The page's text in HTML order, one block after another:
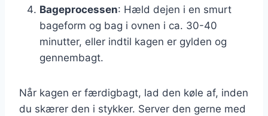
Bageprocessen: Hæld dejen i en smurt
bageform og bag i ovnen i ca. 30-40
minutter, eller indtil kagen er gylden og
gennembagt.
Når kagen er færdigbagt, lad den køle af, inden
du skærer den i stykker. Server den gerne med